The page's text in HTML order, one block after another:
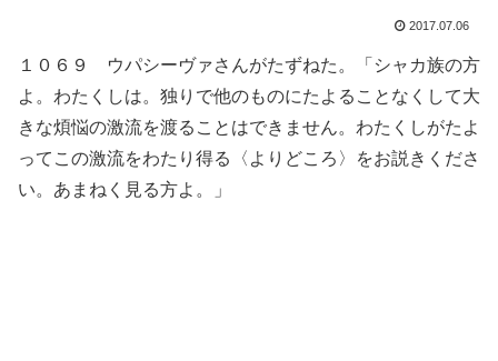
2017.07.06
１０６９ ウパシーヴァさんがたずねた。「シャカ族の方
よ。わたくしは。独りで他のものにたよることなくして大
きな煩悩の激流を渡ることはできません。わたくしがたよ
ってこの激流をわたり得る〈よりどころ〉をお説きくださ
い。あまねく見る方よ。」